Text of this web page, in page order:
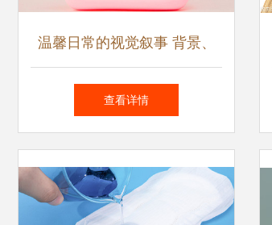
温馨日常的视觉叙事 背景、
生日早餐与个人卫生用品素材
查看详情